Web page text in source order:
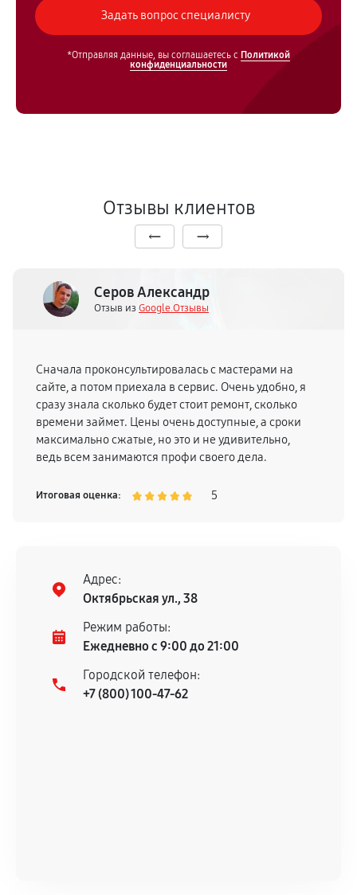
*Отправляя данные, вы соглашаетесь с Политикой
конфиденциальности
Отзывы клиентов
Серов Александр
Отзыв из Google.Отзывы
Сначала проконсультировалась с мастерами на
сайте, а потом приехала в сервис. Очень удобно, я
сразу знала сколько будет стоит ремонт, сколько
времени займет. Цены очень доступные, а сроки
максимально сжатые, но это и не удивительно,
ведь всем занимаются профи своего дела.
Итоговая оценка: 5
Адрес:
Октябрьская ул., 38
Режим работы:
Ежедневно с 9:00 до 21:00
Городской телефон:
+7 (800) 100-47-62